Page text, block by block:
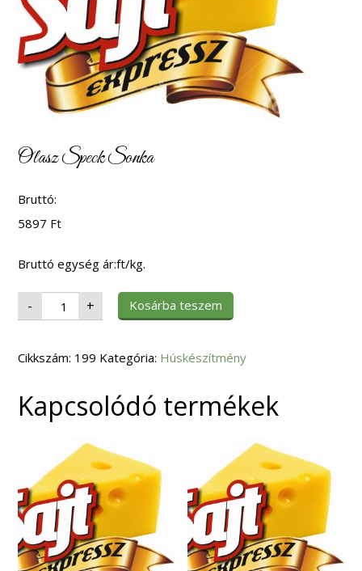
Olasz Speck Sonka
Bruttó:
5897 Ft
Bruttó egység ár:ft/kg.
- Olasz
Speck
Sonka
+ Kosárba teszem
Cikkszám: 199 Kategória: Húskészítmény
Kapcsolódó termékek